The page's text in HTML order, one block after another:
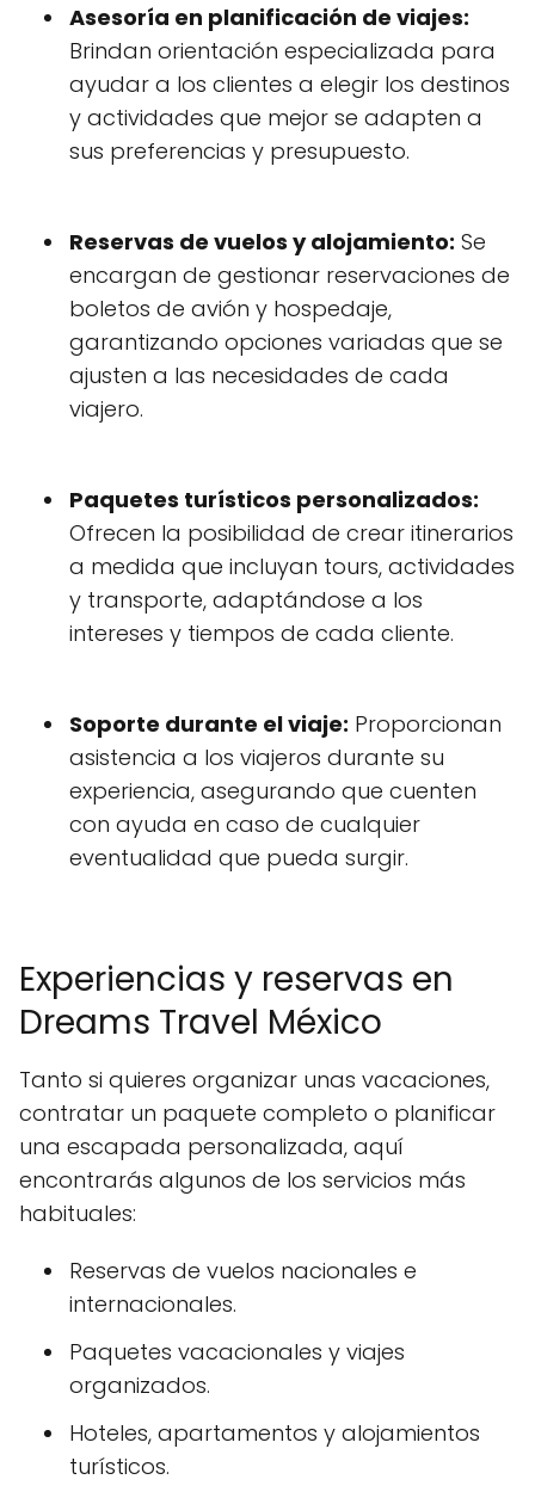
Asesoría en planificación de viajes:
Brindan orientación especializada para
ayudar a los clientes a elegir los destinos
y actividades que mejor se adapten a
sus preferencias y presupuesto.
Reservas de vuelos y alojamiento: Se
encargan de gestionar reservaciones de
boletos de avión y hospedaje,
garantizando opciones variadas que se
ajusten a las necesidades de cada
viajero.
Paquetes turísticos personalizados:
Ofrecen la posibilidad de crear itinerarios
a medida que incluyan tours, actividades
y transporte, adaptándose a los
intereses y tiempos de cada cliente.
Soporte durante el viaje: Proporcionan
asistencia a los viajeros durante su
experiencia, asegurando que cuenten
con ayuda en caso de cualquier
eventualidad que pueda surgir.
Experiencias y reservas en
Dreams Travel México
Tanto si quieres organizar unas vacaciones,
contratar un paquete completo o planificar
una escapada personalizada, aquí
encontrarás algunos de los servicios más
habituales:
Reservas de vuelos nacionales e
internacionales.
Paquetes vacacionales y viajes
organizados.
Hoteles, apartamentos y alojamientos
turísticos.